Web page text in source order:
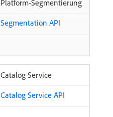
Platform-Segmentierung
Segmentation API
Catalog Service
Catalog Service API